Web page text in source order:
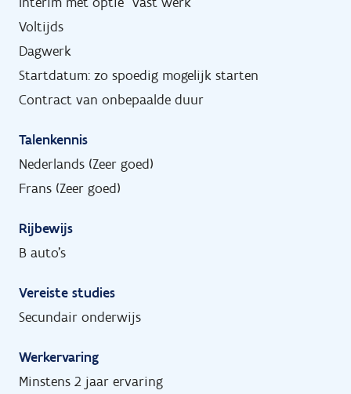
Voltijds
Dagwerk
Startdatum: zo spoedig mogelijk starten
Contract van onbepaalde duur
Talenkennis
Nederlands (Zeer goed)
Frans (Zeer goed)
Rijbewijs
B auto's
Vereiste studies
Secundair onderwijs
Werkervaring
Minstens 2 jaar ervaring